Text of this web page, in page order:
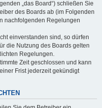
„das Board“) schließen Sie
des Boards ab (im Folgenden
nachfolgenden Regelungen
einverstanden sind, so dürfen
die Nutzung des Boards gelten
Regelungen.
Zeit geschlossen und kann
Frist jederzeit gekündigt